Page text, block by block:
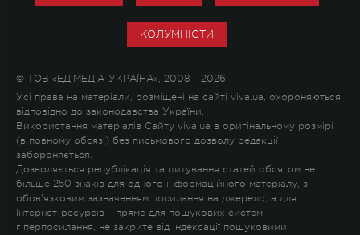
КОЛУМНІСТИ
© ТОВ «ЕДІМЕДІА-УКРАЇНА», 2008 - 2026
Усі права на матеріали, розміщені на сайті viva.ua, охороняються
відповідно до законодавства України.
Використання матеріалів Сайту viva.ua в оригінальному розмірі
(в повному обсязі) без письмового дозволу редакції
забороняється.
Дозволяється републікація та цитування статей обсягом не
більше 250 знаків для одного інформаційного матеріалу, з
обов'язковим зазначенням посилання на джерело, а для
Інтернет-ресурсів – пряме для пошукових систем
гіперпосилання, не закрите від індексації пошуковими